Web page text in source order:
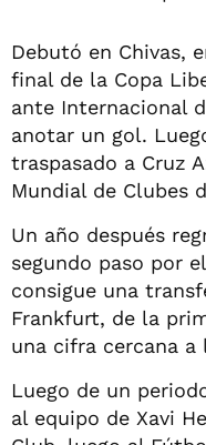
Debutó en Chivas,
final de la Copa
ante Internacional
anotar un gol.
traspasado a Cruz
Mundial de Clubes
Un año después
segundo paso por
consigue una
Frankfurt, de la
una cifra cercana
Luego de un
al equipo de Xavi